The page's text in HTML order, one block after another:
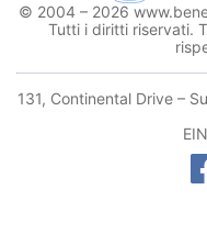
© 2004 – 2026
Tutti i diritti riservati.
131, Continental Drive –